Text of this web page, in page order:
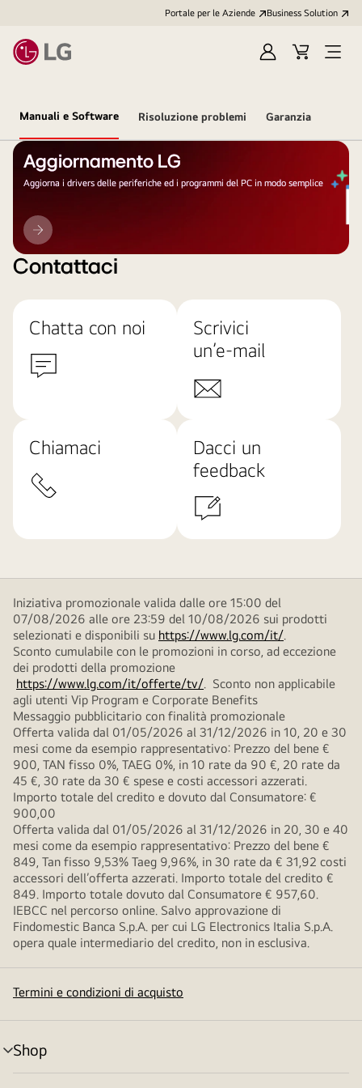
Portale per le Aziende Business Solution
AccediCart
Open
Manuali e Software Risoluzione problemi Garanzia
Aggiornamento LG
Aggiorna i drivers delle periferiche ed i programmi del PC in modo semplice
Aggiornamento
LG
Contattaci
Chatta con noi
Scrivici
un’e-mail
Chiamaci
Dacci un
feedback
Iniziativa promozionale valida dalle ore 15:00 del
07/08/2026 alle ore 23:59 del 10/08/2026 sui prodotti
selezionati e disponibili su https://www.lg.com/it/.
Sconto cumulabile con le promozioni in corso, ad eccezione
dei prodotti della promozione
https://www.lg.com/it/offerte/tv/. Sconto non applicabile
agli utenti Vip Program e Corporate Benefits
Messaggio pubblicitario con finalità promozionale
Offerta valida dal 01/05/2026 al 31/12/2026 in 10, 20 e 30
mesi come da esempio rappresentativo: Prezzo del bene €
900, TAN fisso 0%, TAEG 0%, in 10 rate da 90 €, 20 rate da
45 €, 30 rate da 30 € spese e costi accessori azzerati.
Importo totale del credito e dovuto dal Consumatore: €
900,00
Offerta valida dal 01/05/2026 al 31/12/2026 in 20, 30 e 40
mesi come da esempio rappresentativo: Prezzo del bene €
849, Tan fisso 9,53% Taeg 9,96%, in 30 rate da € 31,92 costi
accessori dell’offerta azzerati. Importo totale del credito €
849. Importo totale dovuto dal Consumatore € 957,60.
IEBCC nel percorso online. Salvo approvazione di
Findomestic Banca S.p.A. per cui LG Electronics Italia S.p.A.
opera quale intermediario del credito, non in esclusiva.
Termini e condizioni di acquisto
Shop
Attivazione
menu